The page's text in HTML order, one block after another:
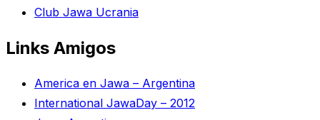
Club Jawa Ucrania
Links Amigos
America en Jawa – Argentina
International JawaDay – 2012